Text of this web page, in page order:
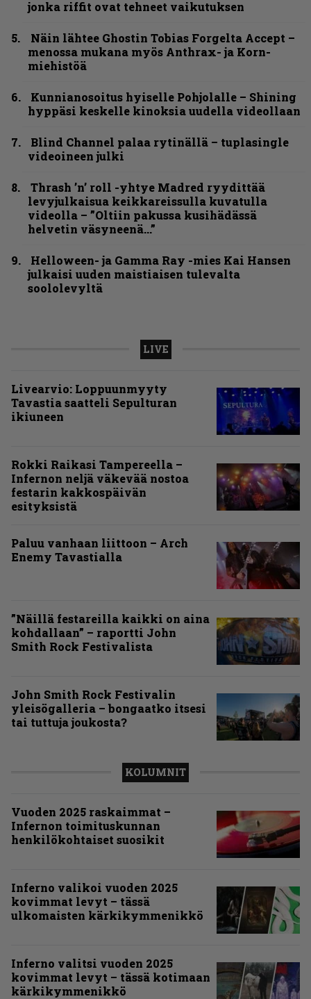
jonka riffit ovat tehneet vaikutuksen
Näin lähtee Ghostin Tobias Forgelta Accept –
menossa mukana myös Anthrax- ja Korn-
miehistöä
Kunnianosoitus hyiselle Pohjolalle – Shining
hyppäsi keskelle kinoksia uudella videollaan
Blind Channel palaa rytinällä – tuplasingle
videoineen julki
Thrash ’n’ roll -yhtye Madred ryydittää
levyjulkaisua keikkareissulla kuvatulla
videolla – ”Oltiin pakussa kusihädässä
helvetin väsyneenä…”
Helloween- ja Gamma Ray -mies Kai Hansen
julkaisi uuden maistiaisen tulevalta
soololevyltä
LIVE
Livearvio: Loppuunmyyty
Tavastia saatteli Sepulturan
ikiuneen
Rokki Raikasi Tampereella –
Infernon neljä väkevää nostoa
festarin kakkospäivän
esityksistä
Paluu vanhaan liittoon – Arch
Enemy Tavastialla
”Näillä festareilla kaikki on aina
kohdallaan” – raportti John
Smith Rock Festivalista
John Smith Rock Festivalin
yleisögalleria – bongaatko itsesi
tai tuttuja joukosta?
KOLUMNIT
Vuoden 2025 raskaimmat –
Infernon toimituskunnan
henkilökohtaiset suosikit
Inferno valikoi vuoden 2025
kovimmat levyt – tässä
ulkomaisten kärkikymmenikkö
Inferno valitsi vuoden 2025
kovimmat levyt – tässä kotimaan
kärkikymmenikkö